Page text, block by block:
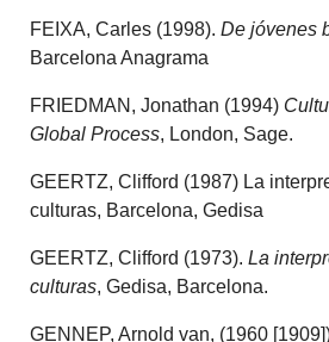
FEIXA, Carles (1998).De jóvenes
Barcelona Anagrama
FRIEDMAN, Jonathan (1994)
Global Process, London, Sage.
GEERTZ, Clifford (1987) La
culturas, Barcelona, Gedisa
GEERTZ, Clifford (1973).La
culturas, Gedisa, Barcelona.
GENNEP, Arnold van, (1960